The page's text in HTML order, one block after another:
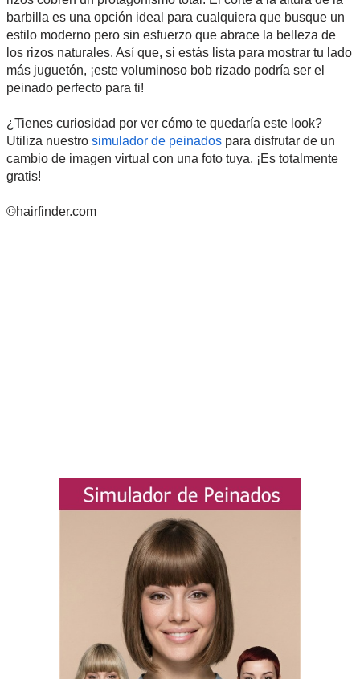
barbilla es una opción ideal para cualquiera que busque un
estilo moderno pero sin esfuerzo que abrace la belleza de
los rizos naturales. Así que, si estás lista para mostrar tu lado
más juguetón, ¡este voluminoso bob rizado podría ser el
peinado perfecto para ti!
¿Tienes curiosidad por ver cómo te quedaría este look?
Utiliza nuestro simulador de peinados para disfrutar de un
cambio de imagen virtual con una foto tuya. ¡Es totalmente
gratis!
©hairfinder.com